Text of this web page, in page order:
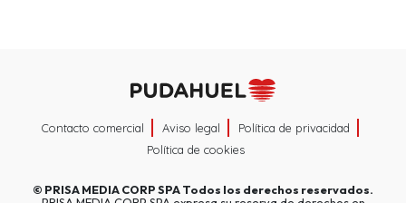
Contacto comercial Aviso legal
Política de privacidad
Política de cookies
© PRISA MEDIA CORP SPATodos los derechos reservados.